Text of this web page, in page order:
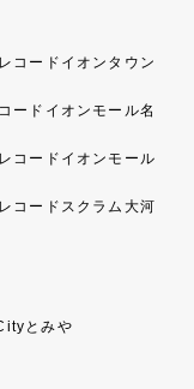
コードイオンタウン
ードイオンモール名
コードイオンモール
コードスクラム大河
とみや